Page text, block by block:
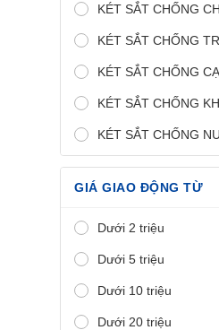
KÉT SẮT CHỐNG
KÉT SẮT CHỐNG
KÉT SẮT CHỐNG
KÉT SẮT CHỐNG
KÉT SẮT CHỐNG
GIÁ GIAO ĐỘNG TỪ
Dưới 2 triệu
Dưới 5 triệu
Dưới 10 triệu
Dưới 20 triệu